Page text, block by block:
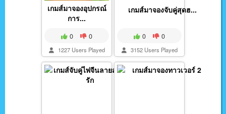
เกมส์มาจองอุปกรณ์
การ...
0 0
1227 Users Played
เกมส์มาจองจับคู่สุดฮ...
0 0
3152 Users Played